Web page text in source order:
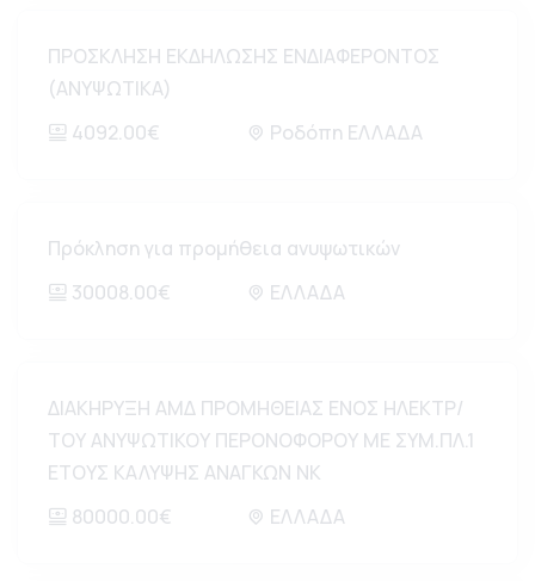
ΠΡΟΣΚΛΗΣΗ ΕΚΔΗΛΩΣΗΣ ΕΝΔΙΑΦΕΡΟΝΤΟΣ
(ΑΝΥΨΩΤΙΚΑ)
4092.00€
Ροδόπη ΕΛΛΑΔΑ
Πρόκληση για προμήθεια ανυψωτικών
30008.00€
ΕΛΛΑΔΑ
ΔΙΑΚΗΡΥΞΗ ΑΜΔ ΠΡΟΜΗΘΕΙΑΣ ΕΝΟΣ ΗΛΕΚΤΡ/
ΤΟΥ ΑΝΥΨΩΤΙΚΟΥ ΠΕΡΟΝΟΦΟΡΟΥ ΜΕ ΣΥΜ.ΠΛ.1
ΕΤΟΥΣ ΚΑΛΥΨΗΣ ΑΝΑΓΚΩΝ ΝΚ
80000.00€
ΕΛΛΑΔΑ